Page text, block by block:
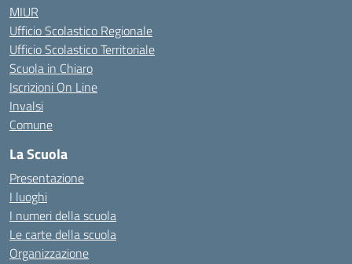
MIUR
Ufficio Scolastico Regionale
Ufficio Scolastico Territoriale
Scuola in Chiaro
Iscrizioni On Line
Invalsi
Comune
La Scuola
Presentazione
I luoghi
I numeri della scuola
Le carte della scuola
Organizzazione